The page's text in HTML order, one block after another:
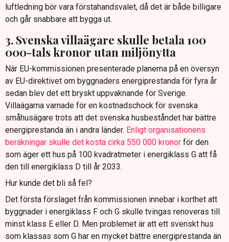
luftledning bör vara förstahandsvalet, då det är både billigare
och går snabbare att bygga ut.
3. Svenska villaägare skulle betala 100
000-tals kronor utan miljönytta
När EU-kommissionen presenterade planerna på en översyn
av EU-direktivet om byggnaders energiprestanda för fyra år
sedan blev det ett bryskt uppvaknande för Sverige.
Villaägarna varnade för en kostnadschock för svenska
småhusägare trots att det svenska husbeståndet har bättre
energiprestanda än i andra länder. Enligt organisationens
beräkningar skulle det kosta cirka 550 000 kronor för den
som äger ett hus på 100 kvadratmeter i energiklass G att få
den till energiklass D till år 2033.
Hur kunde det bli så fel?
Det första förslaget från kommissionen innebar i korthet att
byggnader i energiklass F och G skulle tvingas renoveras till
minst klass E eller D. Men problemet är att ett svenskt hus
som klassas som G har en mycket bättre energiprestanda än